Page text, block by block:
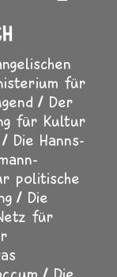
für
Der
für Kultur
Die Hanns-
politische
Die
für
Die